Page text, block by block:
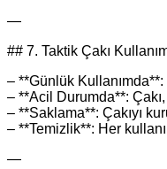
—
## 7. Taktik Çakı
– **Günlük Kullanımda**:
– **Acil Durumda**: Çakı,
– **Saklama**: Çakıyı
– **Temizlik**: Her
—